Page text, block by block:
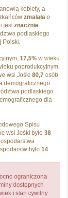
kobiety, a
zmalała o
i jestznacznie
podlaskiego
Polski.
17,5% w wieku
poprodukcyjnym.
wsi Jośki 80,7 osób
demograficznego
podlaskiego
dla
Spisu
wsi Jośki było 38
było 14 .
ograniczona
dostępnych
i stan cywilny